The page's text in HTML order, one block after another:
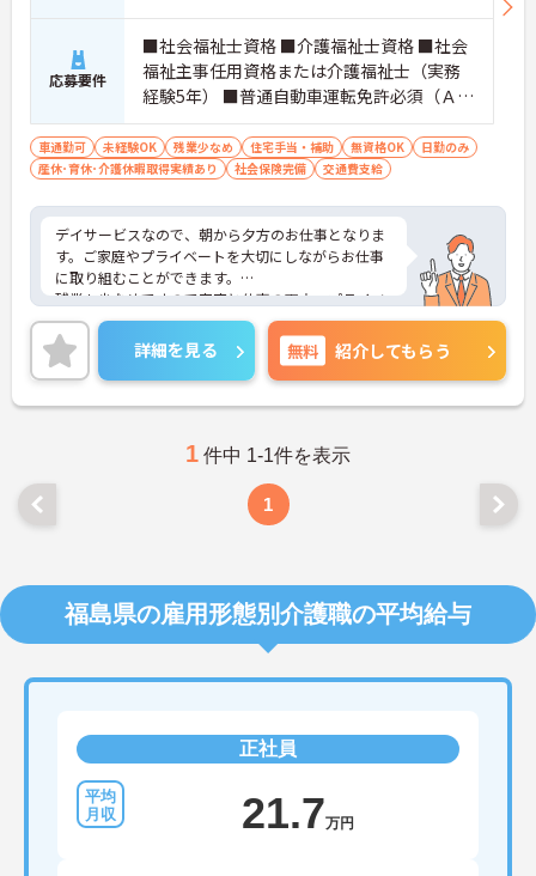
応募要件
■社会福祉士資格 ■介護福祉士資格 ■社会
福祉主事任用資格または介護福祉士（実務
経験5年） ■普通自動車運転免許必須（ＡＴ
限定可） ■エクセル、ワードの操作ができ
る方
車通勤可 未経験OK 残業少なめ 住宅手当・補助 無資格OK
日勤のみ
産休･育休･介護休暇取得実績あり
社会保険完備 交通費支給
デイサービスなので、朝から夕方のお仕事となりま
す。ご家庭やプライベートを大切にしながらお仕事
に取り組むことができます。
残業も少なめですので家庭と仕事の両立、プライベ
ートも充実出来ます♪
ご興味ある方には、面接対策ポイントなど、さらに
詳細をお話しいたしますのでお気軽にご相談くださ
い。
詳細を見る 無料 紹介してもらう
1 件中 1-1件を表示
1
福島県の雇用形態別介護職の平均給与
正社員
21.7万円